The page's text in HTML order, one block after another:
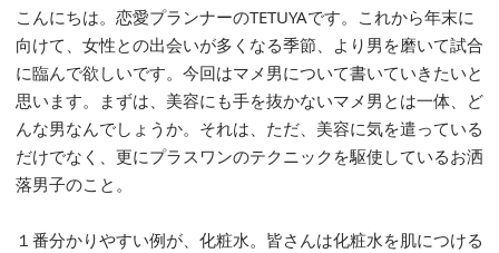
こんにちは。恋愛プランナーのTETUYAです。これから年末に
向けて、女性との出会いが多くなる季節、より男を磨いて試合
に臨んで欲しいです。今回はマメ男について書いていきたいと
思います。まずは、美容にも手を抜かないマメ男とは一体、ど
んな男なんでしょうか。それは、ただ、美容に気を遣っている
だけでなく、更にプラスワンのテクニックを駆使しているお洒
落男子のこと。
１番分かりやすい例が、化粧水。皆さんは化粧水を肌につける